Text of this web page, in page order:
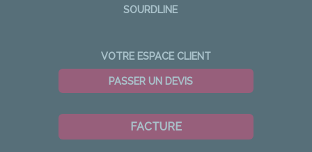
SOURDLINE
VOTRE ESPACE CLIENT
PASSER UN DEVIS
FACTURE